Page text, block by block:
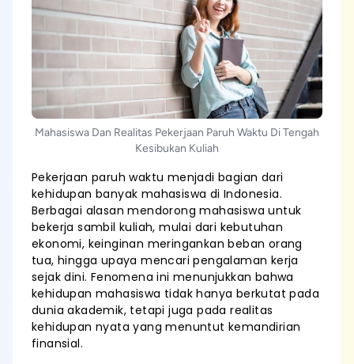
Mahasiswa Dan Realitas Pekerjaan Paruh Waktu Di Tengah
Kesibukan Kuliah
Pekerjaan paruh waktu menjadi bagian dari
kehidupan banyak mahasiswa di Indonesia.
Berbagai alasan mendorong mahasiswa untuk
bekerja sambil kuliah, mulai dari kebutuhan
ekonomi, keinginan meringankan beban orang
tua, hingga upaya mencari pengalaman kerja
sejak dini. Fenomena ini menunjukkan bahwa
kehidupan mahasiswa tidak hanya berkutat pada
dunia akademik, tetapi juga pada realitas
kehidupan nyata yang menuntut kemandirian
finansial.